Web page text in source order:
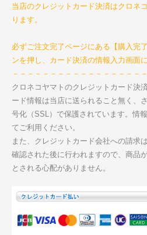
当店のクレジットカード決済はクロネ
ります。
必ずご注文完了ページにある【購入完
ンを押し、カード決済の情報入力画面
－－－－－－－－－－－－－－－－－
クロネコヤマトのクレジットカード決
ード情報は当店に送られること無く、
号化（SSL）で保護されています。情
てご利用ください。
また、クレジットカード会社への請求
確認された後に行われますので、商品
とされる心配がありません。